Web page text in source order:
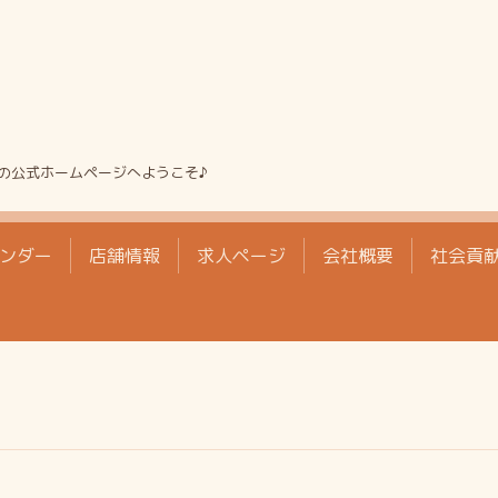
公式ホームページへようこそ♪
ダー 店舗情報 求人ページ 会社概要 社会貢